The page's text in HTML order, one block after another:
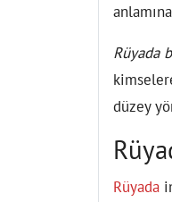
Rüyada
düzey
Rüyada